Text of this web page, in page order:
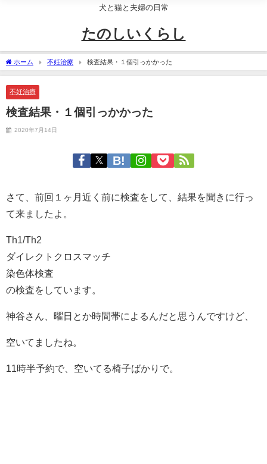
犬と猫と夫婦の日常
たのしいくらし
ホーム 不妊治療 検査結果・１個引っかかった
不妊治療
検査結果・１個引っかかった
2020年7月14日
さて、前回１ヶ月近く前に検査をして、結果を聞きに行っ
て来ましたよ。
Th1/Th2
ダイレクトクロスマッチ
染色体検査
の検査をしています。
神谷さん、曜日とか時間帯によるんだと思うんですけど、
空いてましたね。
11時半予約で、空いてる椅子ばかりで。